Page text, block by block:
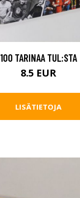
100 TARINAA TUL:STA
8.5 EUR
LISÄTIETOJA